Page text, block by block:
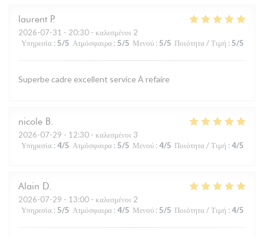
laurent P
2026-07-31 - 20:30 - καλεσμένοι 2
Υπηρεσία : 5/5 Ατμόσφαιρα : 5/5 Μενού : 5/5 Ποιότητα / Τιμή : 5/5
Superbe cadre excellent service À refaire
nicole B
2026-07-29 - 12:30 - καλεσμένοι 3
Υπηρεσία : 4/5 Ατμόσφαιρα : 5/5 Μενού : 4/5 Ποιότητα / Τιμή : 4/5
Alain D
2026-07-29 - 13:00 - καλεσμένοι 2
Υπηρεσία : 5/5 Ατμόσφαιρα : 4/5 Μενού : 5/5 Ποιότητα / Τιμή : 4/5